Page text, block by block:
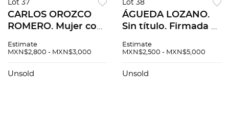
Lot 37
CARLOS OROZCO
ROMERO. Mujer con
Serigrafía P. A. 76 x
totales
Estimate
MXN$2,800 - MXN$3,000
Unsold
Lot 38
ÁGUEDA LOZANO.
Sin título. Firmada y
Serigrafía 178 / 200.
68 x 68 cm papel
Estimate
MXN$2,500 - MXN$5,000
Unsold